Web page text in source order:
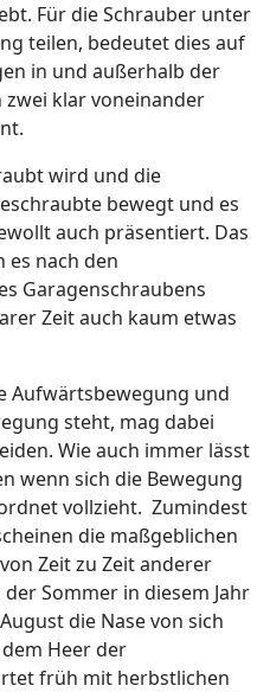
Für die Schrauber unter
teilen, bedeutet dies auf
in und außerhalb der
zwei klar voneinander
wird und die
bewegt und es
auch präsentiert. Das
es nach den
Garagenschraubens
Zeit auch kaum etwas
Aufwärtsbewegung und
steht, mag dabei
Wie auch immer lässt
wenn sich die Bewegung
vollzieht. Zumindest
die maßgeblichen
Zeit zu Zeit anderer
Sommer in diesem Jahr
die Nase von sich
Heer der
früh mit herbstlichen